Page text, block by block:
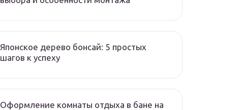
Японское дерево бонсай: 5 простых
шагов к успеху
Оформление комнаты отдыха в бане на